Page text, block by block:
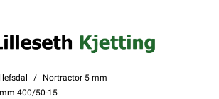
Nortractor 5 mm
400/50-15